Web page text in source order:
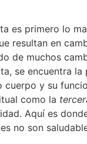
es primero lo
resultan en
de muchos
se encuentra
cuerpo y su
como la
Aquí es
no son